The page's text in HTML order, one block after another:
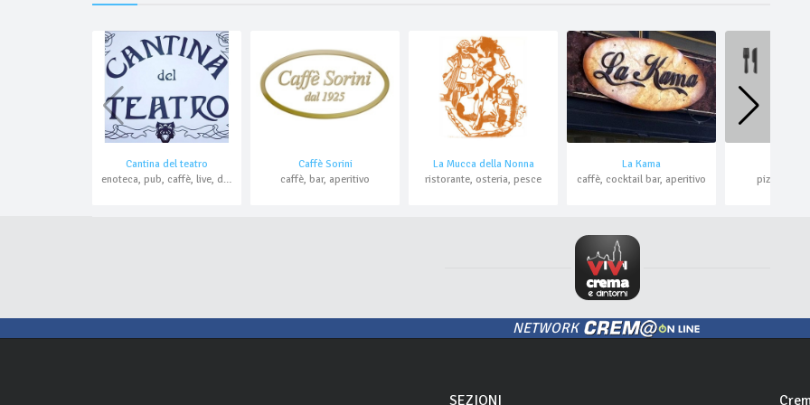
Cantina del teatro
enoteca, pub, caffè, live, domicilio
Caffè Sorini
caffè, bar, aperitivo
La Mucca della Nonna
ristorante, osteria, pesce
La Kama
caffè, cocktail bar, aperitivo
pizzeria,
NETWORK
SEZIONI